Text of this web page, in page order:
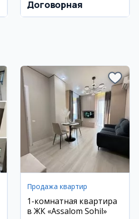
Договорная
Продажа квартир
1-комнатная квартира
в ЖК «Assalom Sohil»